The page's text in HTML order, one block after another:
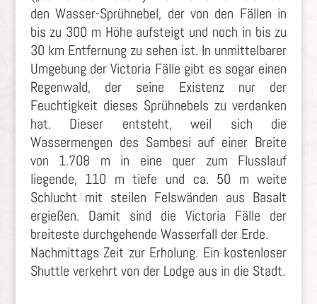
den Wasser-Sprühnebel, der von den Fällen in
bis zu 300 m Höhe aufsteigt und noch in bis zu
30 km Entfernung zu sehen ist. In unmittelbarer
Umgebung der Victoria Fälle gibt es sogar einen
Regenwald, der seine Existenz nur der
Feuchtigkeit dieses Sprühnebels zu verdanken
hat. Dieser entsteht, weil sich die
Wassermengen des Sambesi auf einer Breite
von 1.708 m in eine quer zum Flusslauf
liegende, 110 m tiefe und ca. 50 m weite
Schlucht mit steilen Felswänden aus Basalt
ergießen. Damit sind die Victoria Fälle der
breiteste durchgehende Wasserfall der Erde.
Nachmittags Zeit zur Erholung. Ein kostenloser
Shuttle verkehrt von der Lodge aus in die Stadt.